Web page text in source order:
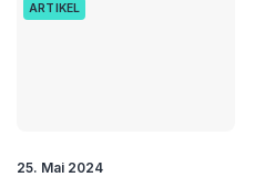
ARTIKEL
25. Mai 2024